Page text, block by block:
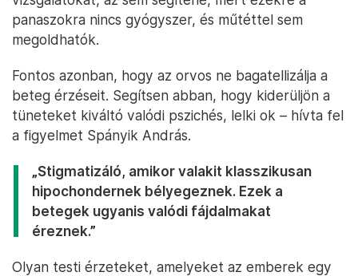
panaszokra nincs gyógyszer, és műtéttel sem
megoldhatók.
Fontos azonban, hogy az orvos ne bagatellizálja a
beteg érzéseit. Segítsen abban, hogy kiderüljön a
tüneteket kiváltó valódi pszichés, lelki ok – hívta fel
a figyelmet Spányik András.
„Stigmatizáló, amikor valakit klasszikusan
hipochondernek bélyegeznek. Ezek a
betegek ugyanis valódi fájdalmakat
éreznek.”
Olyan testi érzeteket, amelyeket az emberek egy